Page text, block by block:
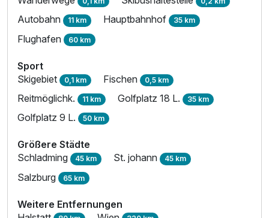
Autobahn 11 km Hauptbahnhof 35 km
Flughafen 60 km
Sport
Skigebiet 0,1 km Fischen 0,5 km
Reitmöglichk. 11 km Golfplatz 18 L. 35 km
Golfplatz 9 L. 50 km
Größere Städte
Schladming 45 km St. johann 45 km
Salzburg 65 km
Weitere Entfernungen